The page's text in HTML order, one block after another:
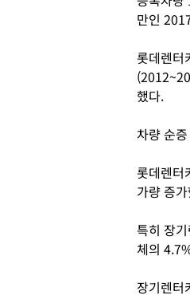
만인
롯데렌터
했다.
차량 순
롯데렌터
가량 증
특히 장
체의
장기렌터